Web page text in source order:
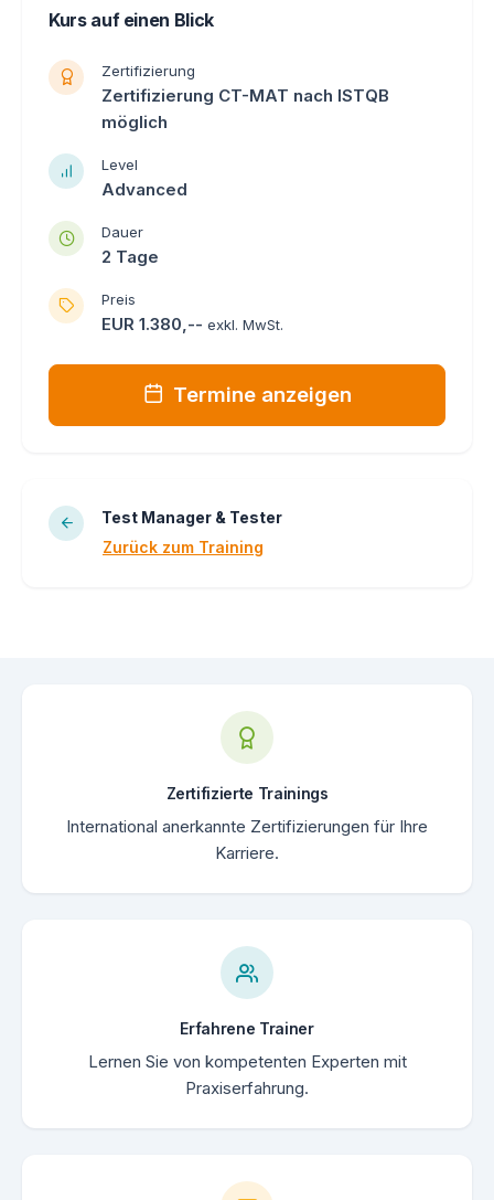
Kurs auf einen Blick
Zertifizierung
Zertifizierung CT-MAT nach ISTQB
möglich
Level
Advanced
Dauer
2 Tage
Preis
EUR 1.380,-- exkl. MwSt.
Termine anzeigen
Test Manager & Tester
Zurück zum Training
Zertifizierte Trainings
International anerkannte Zertifizierungen für Ihre
Karriere.
Erfahrene Trainer
Lernen Sie von kompetenten Experten mit
Praxiserfahrung.